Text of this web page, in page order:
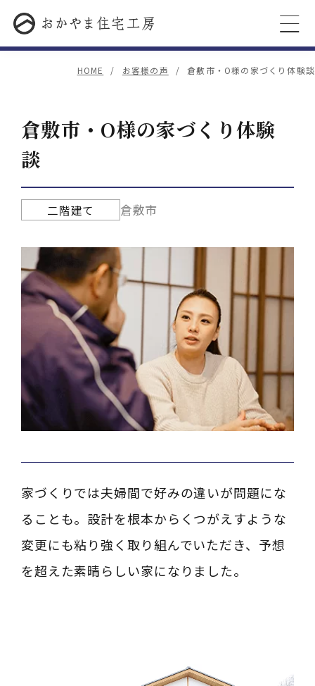
HOME お客様の声 倉敷市・O様の家づくり体験談
倉敷市・O様の家づくり体験
談
二階建て 倉敷市
家づくりでは夫婦間で好みの違いが問題にな
ることも。設計を根本からくつがえすような
変更にも粘り強く取り組んでいただき、予想
を超えた素晴らしい家になりました。